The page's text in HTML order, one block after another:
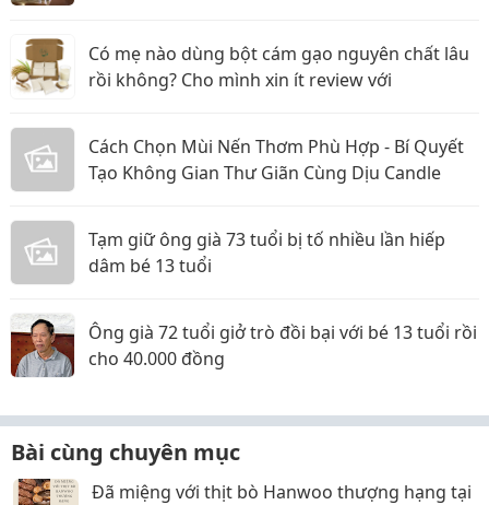
Có mẹ nào dùng bột cám gạo nguyên chất lâu
rồi không? Cho mình xin ít review với
Cách Chọn Mùi Nến Thơm Phù Hợp - Bí Quyết
Tạo Không Gian Thư Giãn Cùng Dịu Candle
Tạm giữ ông già 73 tuổi bị tố nhiều lần hiếp
dâm bé 13 tuổi
Ông già 72 tuổi giở trò đồi bại với bé 13 tuổi rồi
cho 40.000 đồng
Bài cùng chuyên mục
Đã miệng với thịt bò Hanwoo thượng hạng tại